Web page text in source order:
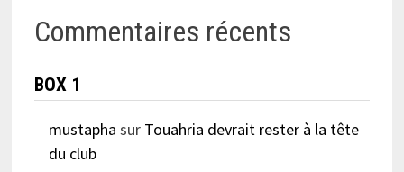
Commentaires récents
BOX 1
mustapha sur Touahria devrait rester à la tête
du club